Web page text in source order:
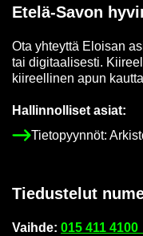
Etelä-​Savon
Ota yh­teyt­tä Eloi­san
tai di­gi­taa­li­ses­ti.
kii­reel­li­nen apun
Hal­lin­nol­li­set asiat:
Tie­to­pyyn­nöt:
Tie­dus­te­lut
Vaih­de: 015 411 4100